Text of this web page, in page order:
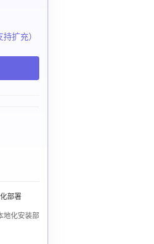
扩充）
部署
地化安装部